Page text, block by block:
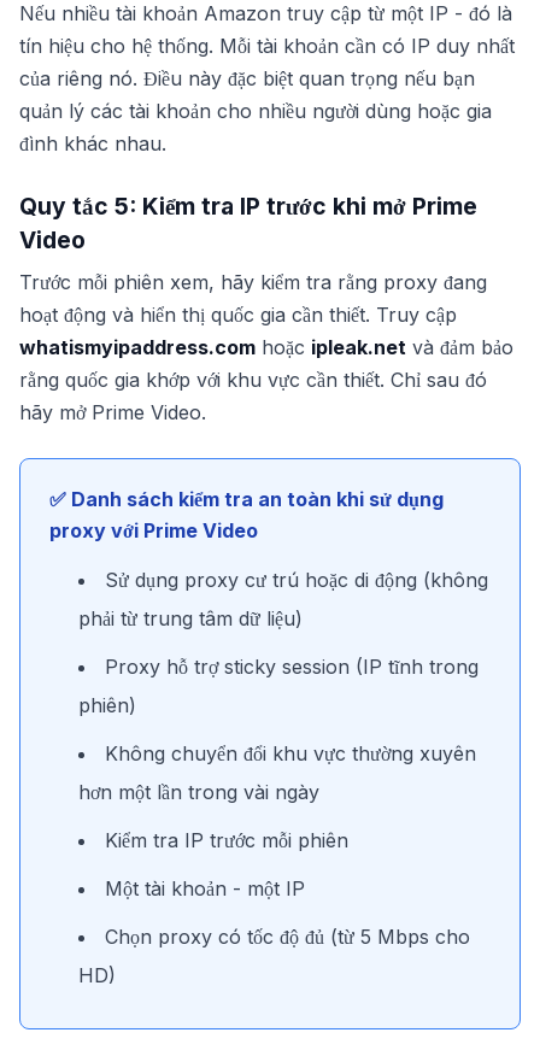
Nếu nhiều tài khoản Amazon truy cập từ một IP - đó là
tín hiệu cho hệ thống. Mỗi tài khoản cần có IP duy nhất
của riêng nó. Điều này đặc biệt quan trọng nếu bạn
quản lý các tài khoản cho nhiều người dùng hoặc gia
đình khác nhau.
Quy tắc 5: Kiểm tra IP trước khi mở Prime
Video
Trước mỗi phiên xem, hãy kiểm tra rằng proxy đang
hoạt động và hiển thị quốc gia cần thiết. Truy cập
whatismyipaddress.com hoặc ipleak.net và đảm bảo
rằng quốc gia khớp với khu vực cần thiết. Chỉ sau đó
hãy mở Prime Video.
✅ Danh sách kiểm tra an toàn khi sử dụng
proxy với Prime Video
Sử dụng proxy cư trú hoặc di động (không
phải từ trung tâm dữ liệu)
Proxy hỗ trợ sticky session (IP tĩnh trong
phiên)
Không chuyển đổi khu vực thường xuyên
hơn một lần trong vài ngày
Kiểm tra IP trước mỗi phiên
Một tài khoản - một IP
Chọn proxy có tốc độ đủ (từ 5 Mbps cho
HD)